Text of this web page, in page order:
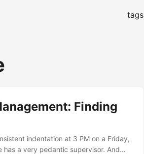
tags
Finding
indentation at 3 PM on a Friday,
a very pedantic supervisor. And